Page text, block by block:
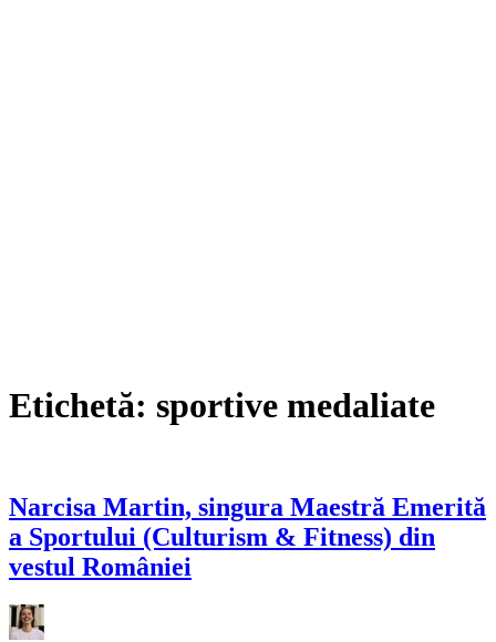
Etichetă: sportive medaliate
Narcisa Martin, singura Maestră Emerită
a Sportului (Culturism & Fitness) din
vestul României